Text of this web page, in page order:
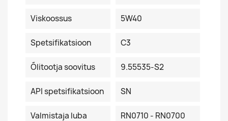
Viskoossus 5W40
Spetsifikatsioon C3
Õlitootja soovitus 9.55535-S2
API spetsifikatsioon SN
Valmistaja luba RN0710 - RN0700